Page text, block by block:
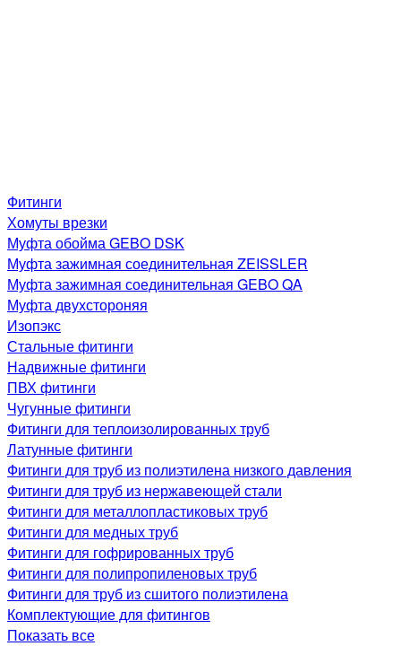
Фитинги
Хомуты врезки
Муфта обойма GEBO DSK
Муфта зажимная соединительная ZEISSLER
Муфта зажимная соединительная GEBO QA
Муфта двухстороняя
Изопэкс
Стальные фитинги
Надвижные фитинги
ПВХ фитинги
Чугунные фитинги
Фитинги для теплоизолированных труб
Латунные фитинги
Фитинги для труб из полиэтилена низкого давления
Фитинги для труб из нержавеющей стали
Фитинги для металлопластиковых труб
Фитинги для медных труб
Фитинги для гофрированных труб
Фитинги для полипропиленовых труб
Фитинги для труб из сшитого полиэтилена
Комплектующие для фитингов
Показать все